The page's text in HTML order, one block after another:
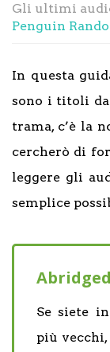
Gli ultimi
Penguin
In questa
sono i titoli
trama, c’è la
cercherò di
leggere gli
semplice
Se siete
più